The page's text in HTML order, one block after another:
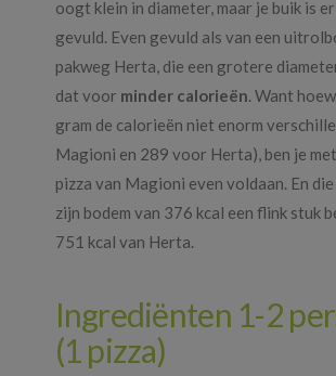
oogt klein in diameter, maar je buik is
gevuld. Even gevuld als van een
pakweg Herta, die een grotere
dat voor minder calorieën. Want
gram de calorieën niet enorm
Magioni en 289 voor Herta), ben je
pizza van Magioni even voldaan. En
zijn bodem van 376 kcal een flink stuk
751 kcal van Herta.
Ingrediënten 1-2
(1 pizza)